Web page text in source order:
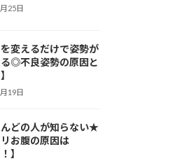
25日
を変えるだけで姿勢が
る◎不良姿勢の原因と
19日
んどの人が知らない★
お腹の原因は
】